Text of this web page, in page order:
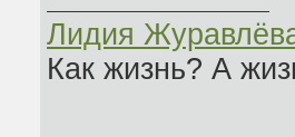
Лидия
Как жизнь? А